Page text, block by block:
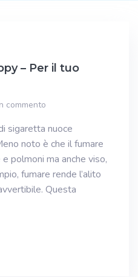
– Per il tuo
commento
sigaretta nuoce
noto è che il fumare
polmoni ma anche viso,
fumare rende l’alito
Questa